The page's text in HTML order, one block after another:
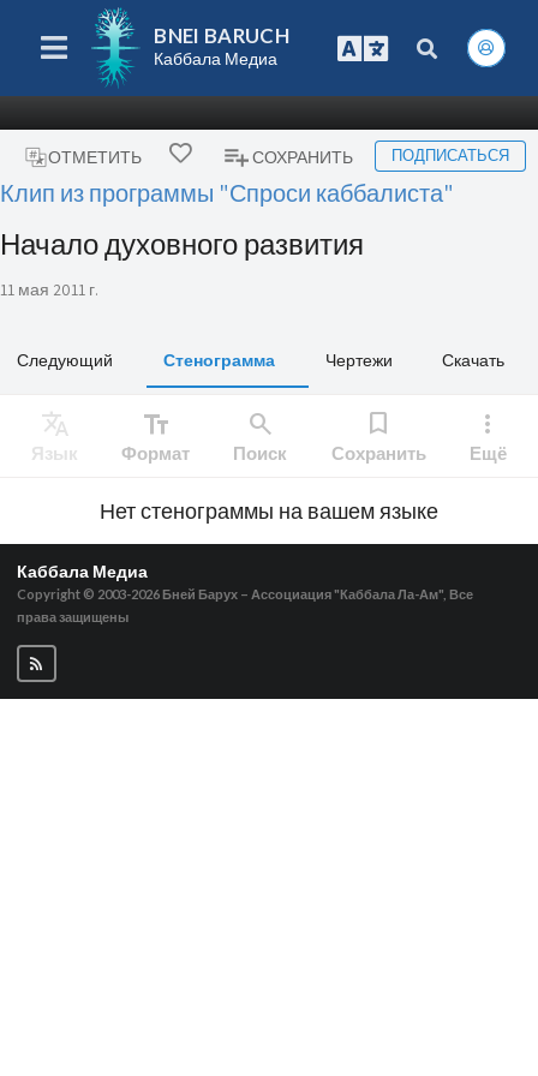
BNEI BARUCH
Каббала Медиа
ОТМЕТИТЬ СОХРАНИТЬ ПОДПИСАТЬСЯ
Клип из программы "Спроси каббалиста"
Начало духовного развития
11 мая 2011 г.
Следующий Стенограмма Чертежи Скачать
Translate
Язык
text_fields
Формат
search
Поиск
bookmark
Сохранить
more_vert
Ещё
Нет стенограммы на вашем языке
Каббала Медиа
Copyright © 2003-2026 Бней Барух – Ассоциация "Каббала Ла-Ам", Все
права защищены